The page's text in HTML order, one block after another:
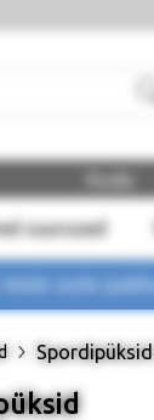
suurused
uute
Spordipüksid